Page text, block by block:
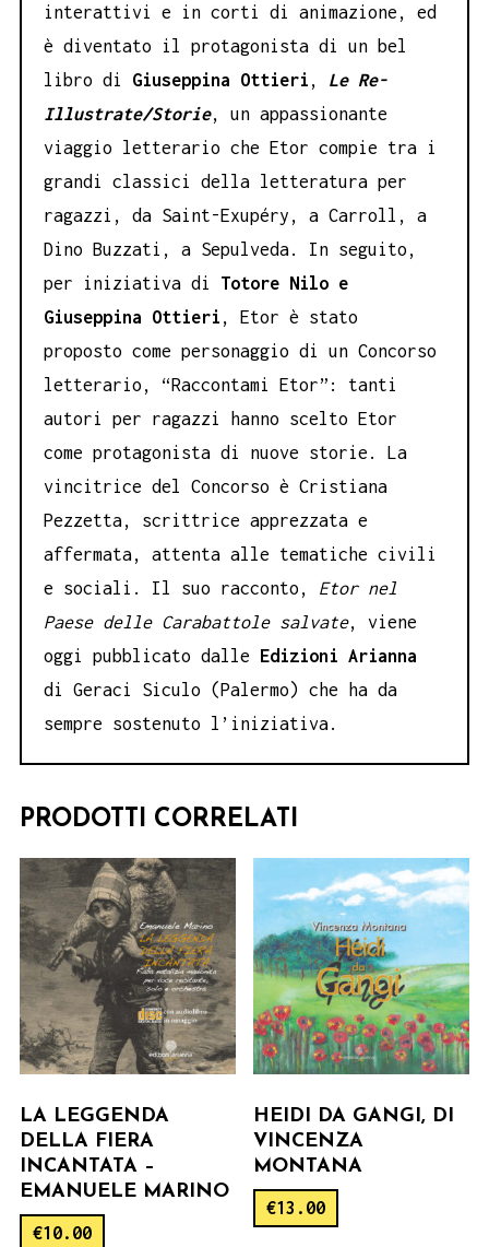
interattivi e in corti di animazione, ed
è diventato il protagonista di un bel
libro di Giuseppina Ottieri , Le Re-
Illustrate/Storie, un appassionante
viaggio letterario che Etor compie tra i
grandi classici della letteratura per
ragazzi, da Saint-Exupéry, a Carroll, a
Dino Buzzati, a Sepulveda. In seguito,
per iniziativa di Totore Nilo e
Giuseppina Ottieri , Etor è stato
proposto come personaggio di un Concorso
letterario, “Raccontami Etor”: tanti
autori per ragazzi hanno scelto Etor
come protagonista di nuove storie. La
vincitrice del Concorso è Cristiana
Pezzetta, scrittrice apprezzata e
affermata, attenta alle tematiche civili
e sociali. Il suo racconto, Etor nel
Paese delle Carabattole salvate, viene
oggi pubblicato dalle Edizioni Arianna
di Geraci Siculo (Palermo) che ha da
sempre sostenuto l’iniziativa.
PRODOTTI CORRELATI
LA LEGGENDA
DELLA FIERA
INCANTATA –
EMANUELE MARINO
€10.00
HEIDI DA GANGI, DI
VINCENZA
MONTANA
€13.00